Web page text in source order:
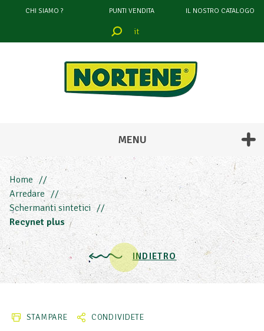
CHI SIAMO ? PUNTI VENDITA IL NOSTRO CATALOGO
it
MENU
Home
Arredare
Schermanti sintetici
Recynet plus
INDIETRO
STAMPARE CONDIVIDETE
filtrare
attraverso